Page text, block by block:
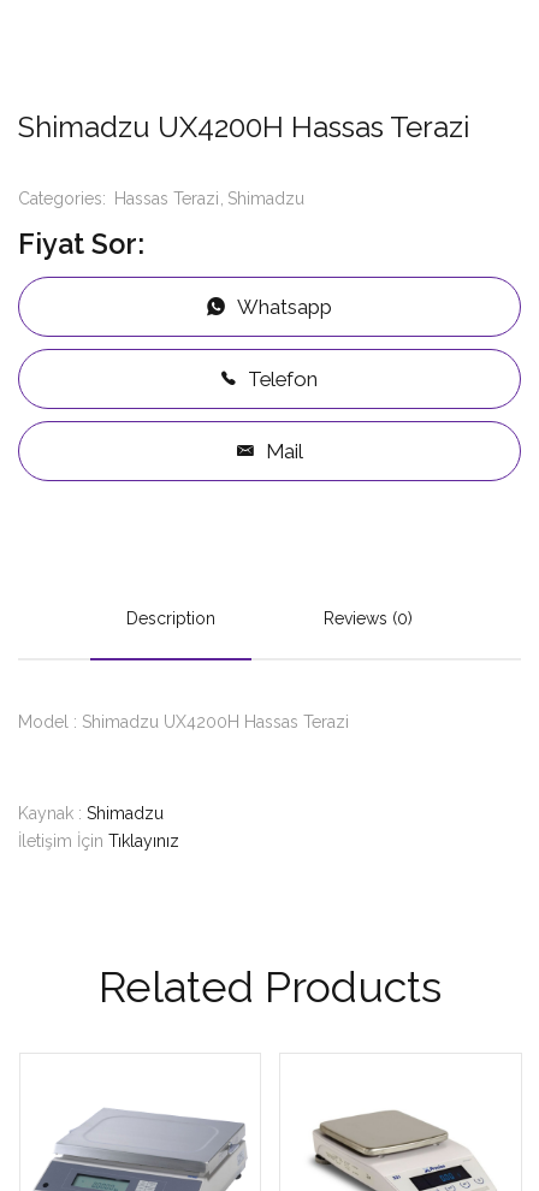
Shimadzu UX4200H Hassas Terazi
Categories: Hassas Terazi Shimadzu
Fiyat Sor:
Whatsapp
Telefon
Mail
Description Reviews (0)
Model : Shimadzu UX4200H Hassas Terazi
Kaynak : Shimadzu
İletişim İçin Tıklayınız
Related Products